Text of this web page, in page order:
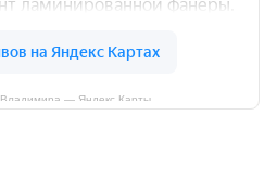
Владимира — Яндекс Карты